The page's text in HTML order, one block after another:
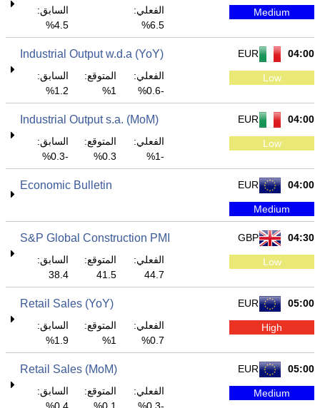
Medium
الفعلي:
6.5%
السابق:
4.5%
04:00
EUR
Industrial Output w.d.a (YoY)
Low
الفعلي:
-0.6%
المتوقع:
1%
السابق:
1.2%
04:00
EUR
Industrial Output s.a. (MoM)
Low
الفعلي:
-1%
المتوقع:
0.3%
السابق:
-0.3%
04:00
EUR
Economic Bulletin
Medium
04:30
GBP
S&P Global Construction PMI
Low
الفعلي:
44.7
المتوقع:
41.5
السابق:
38.4
05:00
EUR
Retail Sales (YoY)
High
الفعلي:
0.7%
المتوقع:
1%
السابق:
1.9%
05:00
EUR
Retail Sales (MoM)
Medium
الفعلي:
المتوقع:
السابق: